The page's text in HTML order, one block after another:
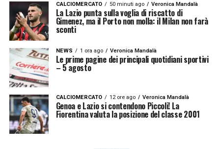
CALCIOMERCATO 50 minuti ago Veronica Mandalà
La Lazio punta sulla voglia di riscatto di
Gimenez, ma il Porto non molla: il Milan non farà
sconti
NEWS 1 ora ago Veronica Mandalà
Le prime pagine dei principali quotidiani sportivi
– 5 agosto
CALCIOMERCATO 12 ore ago Veronica Mandalà
Genoa e Lazio si contendono Piccoli! La
Fiorentina valuta la posizione del classe 2001